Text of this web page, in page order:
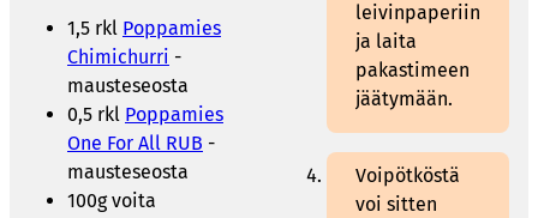
1,5 rkl Poppamies
Chimichurri -
mausteseosta
0,5 rkl Poppamies
One For All RUB -
mausteseosta
100g voita
leivinpaperiin
ja laita
pakastimeen
jäätymään.
Voipötköstä
voi sitten